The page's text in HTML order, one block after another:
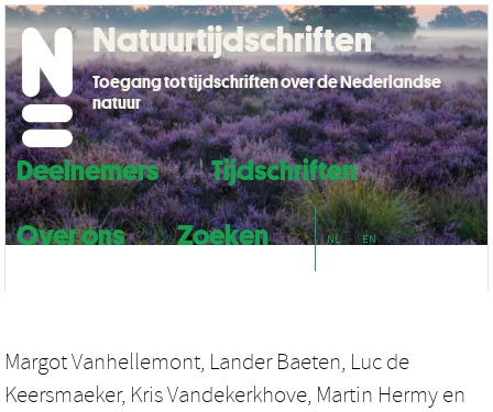
Deelnemers
Tijdschriften
Over ons
Zoeken NL EN
Natuurtijdschriften
Toegang tot tijdschriften over de Nederlandse
natuur
Margot Vanhellemont, Lander Baeten, Luc de
Keersmaeker, Kris Vandekerkhove, Martin Hermy en